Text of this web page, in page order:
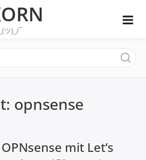
ツ)_/¯
opnsense
mit Let’s